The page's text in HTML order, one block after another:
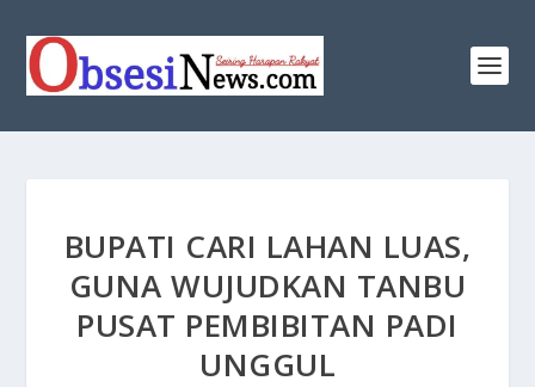
BUPATI CARI LAHAN LUAS,
GUNA WUJUDKAN TANBU
PUSAT PEMBIBITAN PADI
UNGGUL